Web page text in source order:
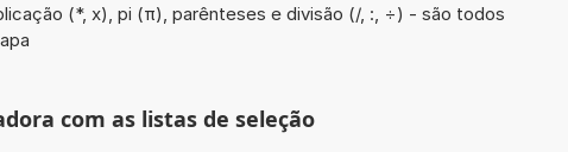
(*, x), pi (π), parênteses e divisão (/, :, ÷) - são todos
com as listas de seleção